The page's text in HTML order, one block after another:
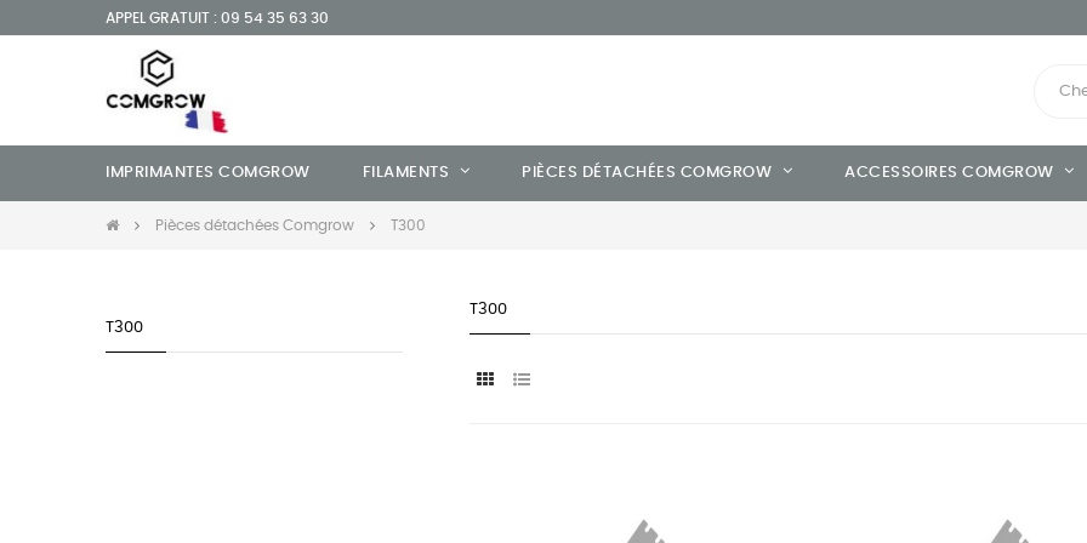
APPEL GRATUIT : 09 54 35 63 30
IMPRIMANTES COMGROW FILAMENTS PIÈCES DÉTACHÉES COMGROW ACCESSOIRES COMGROW
Pièces détachées Comgrow T300
T300
T300